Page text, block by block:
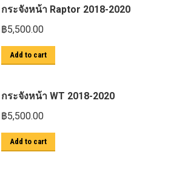
กระจังหน้า Raptor 2018-2020
฿5,500.00
Add to cart
กระจังหน้า WT 2018-2020
฿5,500.00
Add to cart